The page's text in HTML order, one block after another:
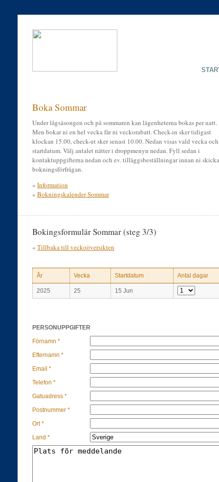
Boka Sommar
Under lågsäsongen och på sommaren kan lägenheterna bokas per natt.
Men bokar ni en hel vecka får ni veckorabatt. Check-in sker tidigast
klockan 15.00, check-ut sker senast 10.00. Nedan visas vald vecka och
startdatum. Välj antalet nätter i droppmenyn nedan. Fyll sedan i
kontaktuppgifterna nedan och ev. tilläggsbeställningar innan ni
bokningsförfrågan.
» Information
» Bokningskalender Sommar
Bokingsformulär Sommar (steg 3/3)
« Tillbaka till veckoöversikten
År Vecka Startdatum Antal dagar
2025 25 15 Jun
PERSONUPPGIFTER
Förnamn *
Efternamn *
Email *
Telefon *
Gatuadress *
Postnummer *
Ort *
Land *